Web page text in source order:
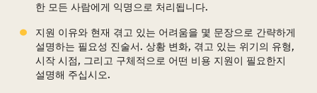
한 모든 사람에게 익명으로 처리됩니다.
지원 이유와 현재 겪고 있는 어려움을 몇 문장으로 간략하게
설명하는 필요성 진술서. 상황 변화, 겪고 있는 위기의 유형,
시작 시점, 그리고 구체적으로 어떤 비용 지원이 필요한지
설명해 주십시오.